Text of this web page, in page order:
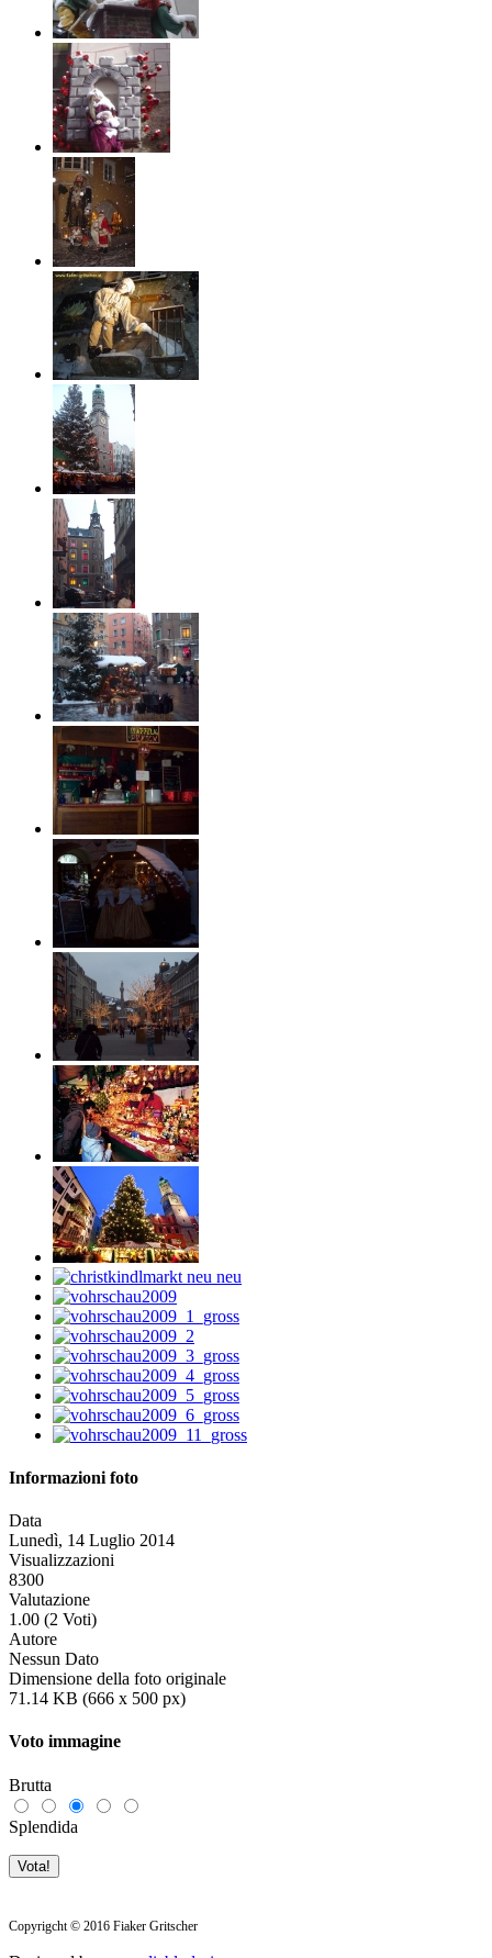
Informazioni foto
Data
Lunedì, 14 Luglio 2014
Visualizzazioni
8300
Valutazione
1.00 (2 Voti)
Autore
Nessun Dato
Dimensione della foto originale
71.14 KB (666 x 500 px)
Voto immagine
Brutta
Splendida
Copyrigcht © 2016 Fiaker Gritscher